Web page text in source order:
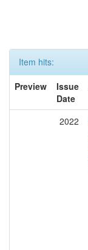
Item hits:
Preview
Issue
Date
2022